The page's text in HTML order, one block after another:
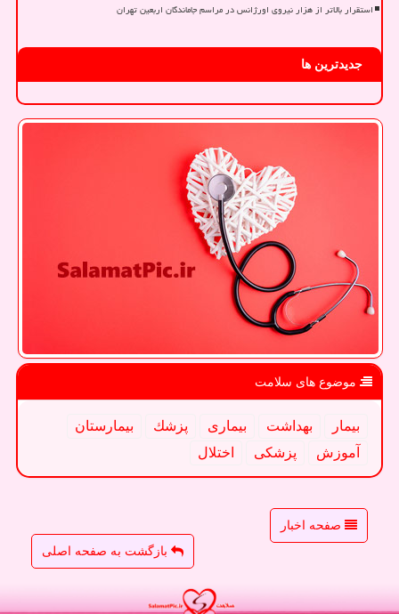
استقرار بالاتر از هزار نیروی اورژانس در مراسم جاماندگان اربعین تهران
جدیدترین ها
موضوع های سلامت
بیمار بهداشت بیماری پزشك
بیمارستان
آموزش
پزشكی اختلال
صفحه اخبار
بازگشت به صفحه اصلی